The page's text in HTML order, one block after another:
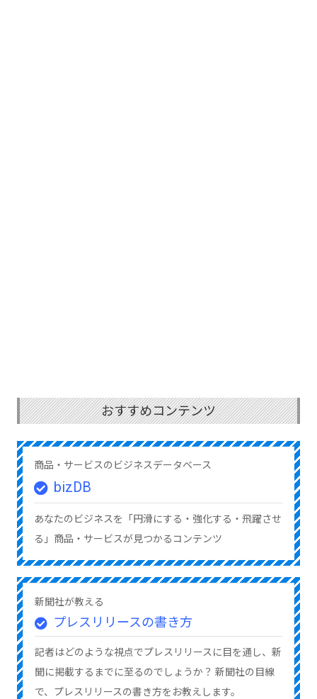
おすすめコンテンツ
商品・サービスのビジネスデータベース
bizDB
あなたのビジネスを「円滑にする・強化する・飛躍させ
る」商品・サービスが見つかるコンテンツ
新聞社が教える
プレスリリースの書き方
記者はどのような視点でプレスリリースに目を通し、新
聞に掲載するまでに至るのでしょうか？ 新聞社の目線
で、プレスリリースの書き方をお教えします。